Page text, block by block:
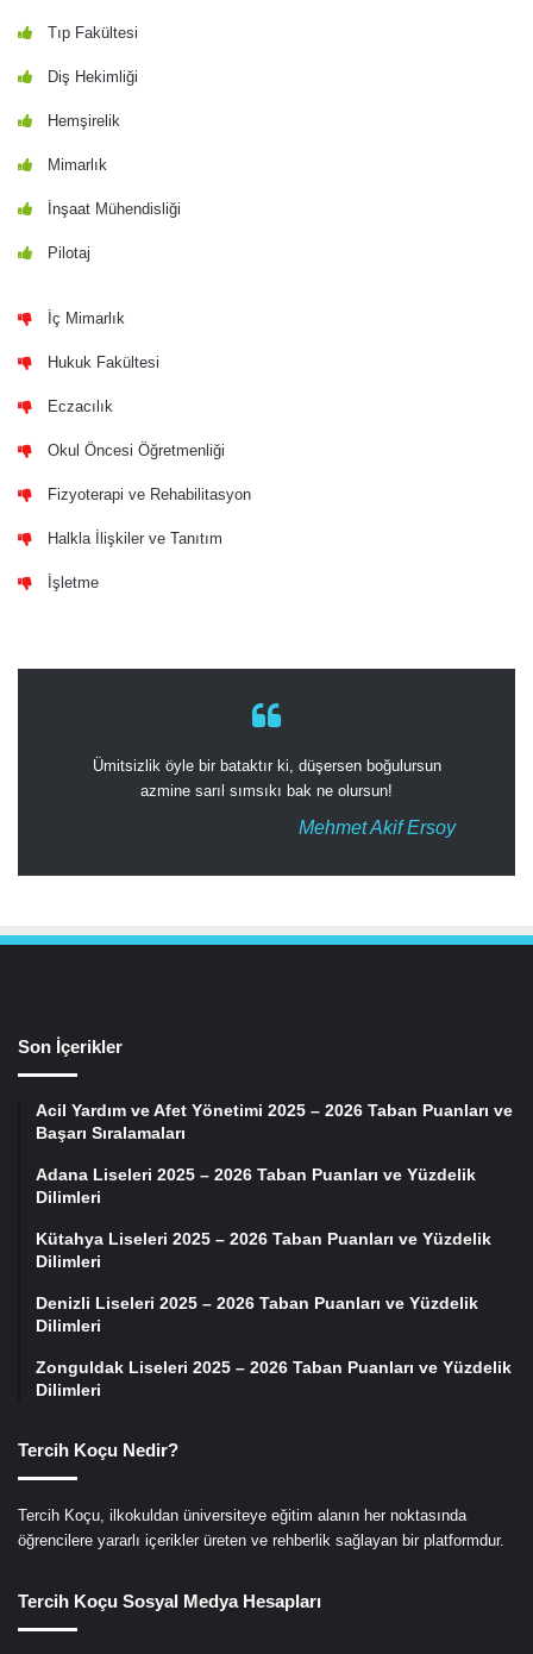
Tıp Fakültesi
Diş Hekimliği
Hemşirelik
Mimarlık
İnşaat Mühendisliği
Pilotaj
İç Mimarlık
Hukuk Fakültesi
Eczacılık
Okul Öncesi Öğretmenliği
Fizyoterapi ve Rehabilitasyon
Halkla İlişkiler ve Tanıtım
İşletme
Ümitsizlik öyle bir bataktır ki, düşersen boğulursun
azmine sarıl sımsıkı bak ne olursun!
Mehmet Akif Ersoy
Son İçerikler
Acil Yardım ve Afet Yönetimi 2025 – 2026 Taban Puanları ve
Başarı Sıralamaları
Adana Liseleri 2025 – 2026 Taban Puanları ve Yüzdelik
Dilimleri
Kütahya Liseleri 2025 – 2026 Taban Puanları ve Yüzdelik
Dilimleri
Denizli Liseleri 2025 – 2026 Taban Puanları ve Yüzdelik
Dilimleri
Zonguldak Liseleri 2025 – 2026 Taban Puanları ve Yüzdelik
Dilimleri
Tercih Koçu Nedir?
Tercih Koçu, ilkokuldan üniversiteye eğitim alanın her noktasında
öğrencilere yararlı içerikler üreten ve rehberlik sağlayan bir platformdur.
Tercih Koçu Sosyal Medya Hesapları